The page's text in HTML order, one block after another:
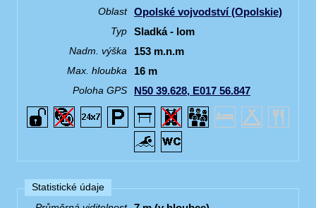
Oblast Opolské vojvodství (Opolskie)
Typ Sladká - lom
Nadm. výška 153 m.n.m
Max. hloubka 16 m
Poloha GPS N50 39.628, E017 56.847
Statistické údaje